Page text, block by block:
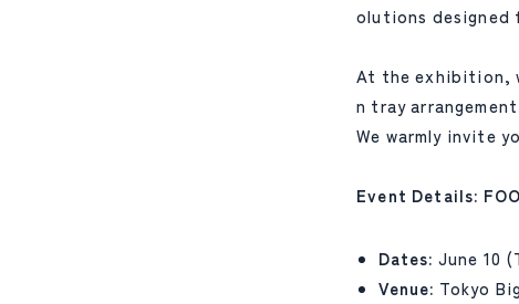
olutions
At the exhibition,
n tray
We warmly invite
Event Details:
Dates: June 10
Venue: Tokyo